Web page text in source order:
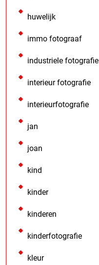
huwelijk
immo fotograaf
industriele fotografie
interieur fotografie
interieurfotografie
jan
joan
kind
kinder
kinderen
kinderfotografie
kleur